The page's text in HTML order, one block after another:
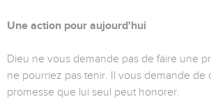
Une action pour aujourd'hui
Dieu ne vous demande pas de faire une
ne pourriez pas tenir. Il vous demande de
promesse que lui seul peut honorer.